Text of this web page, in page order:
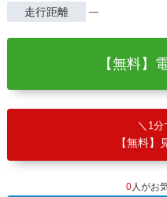
走行距離 ―
【無料】
1分
【無料】
0人がお